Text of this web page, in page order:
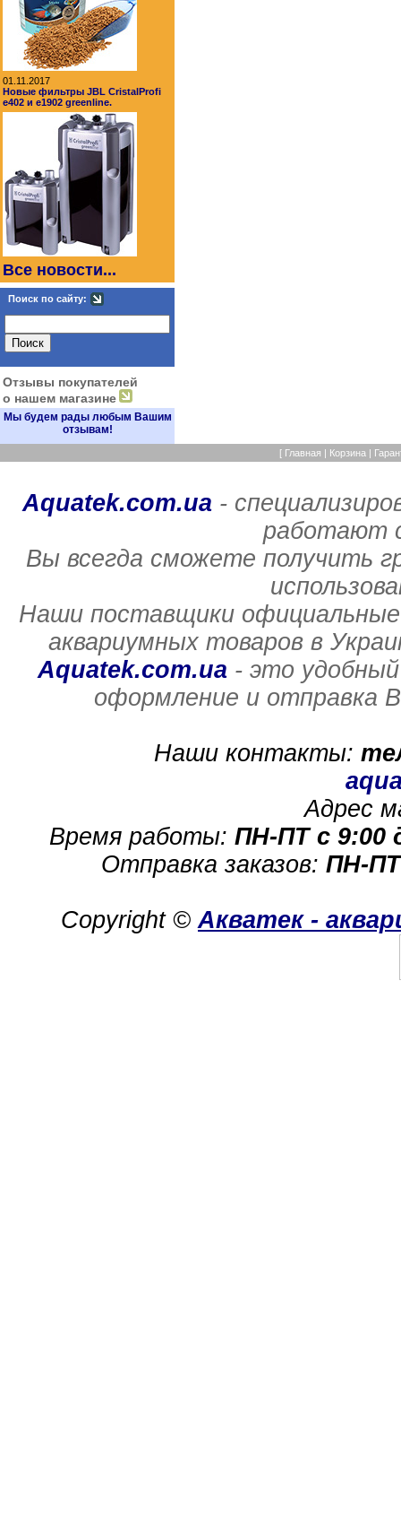
01.11.2017
Новые фильтры JBL CristalProfi
e402 и e1902 greenline.
Все новости...
Поиск по сайту:
Отзывы покупателей
о нашем магазине
Мы будем рады любым Вашим
отзывам!
[ Главная | Корзина |
Aquatek.com.ua-
работают
Вы всегда сможете получить
Наши поставщики
аквариумных товаров в
Aquatek.com.ua- это удобный
оформление и отправка
Наши контакты:
Адрес
Время работы: ПН-ПТ с 9:00
Отправка заказов: ПН-ПТ
Copyright ©Акватек -